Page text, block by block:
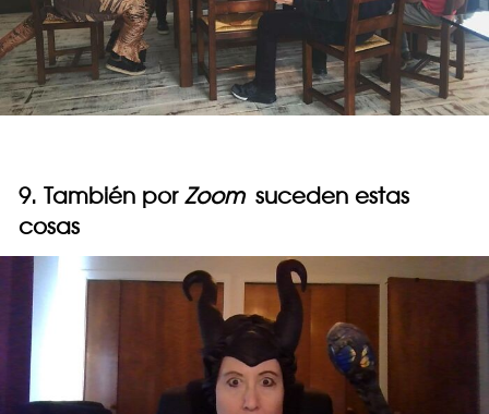
9. También por Zoom suceden estas
cosas